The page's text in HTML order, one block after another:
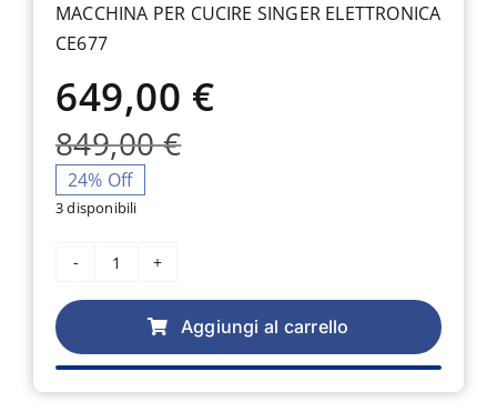
MACCHINA PER CUCIRE SINGER ELETTRONICA
CE677
849,00€
Il
prezzo
originale
era:
849,00 €.
649,00 €
Il
prezzo
attuale
è:
649,00 €.
24% Off
3 disponibili
Macchina
per
cucire
Elettronica
CE677
Aggiungi al carrello